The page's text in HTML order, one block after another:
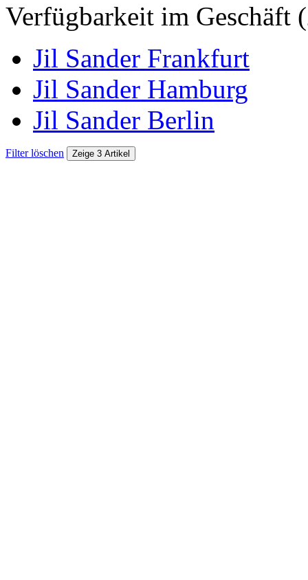
Verfügbarkeit im Geschäft
Jil Sander Frankfurt
Jil Sander Hamburg
Jil Sander Berlin
Filter löschen Zeige 3 Artikel